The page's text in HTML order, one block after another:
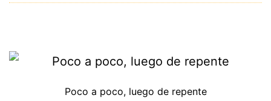
Poco a poco, luego de repente